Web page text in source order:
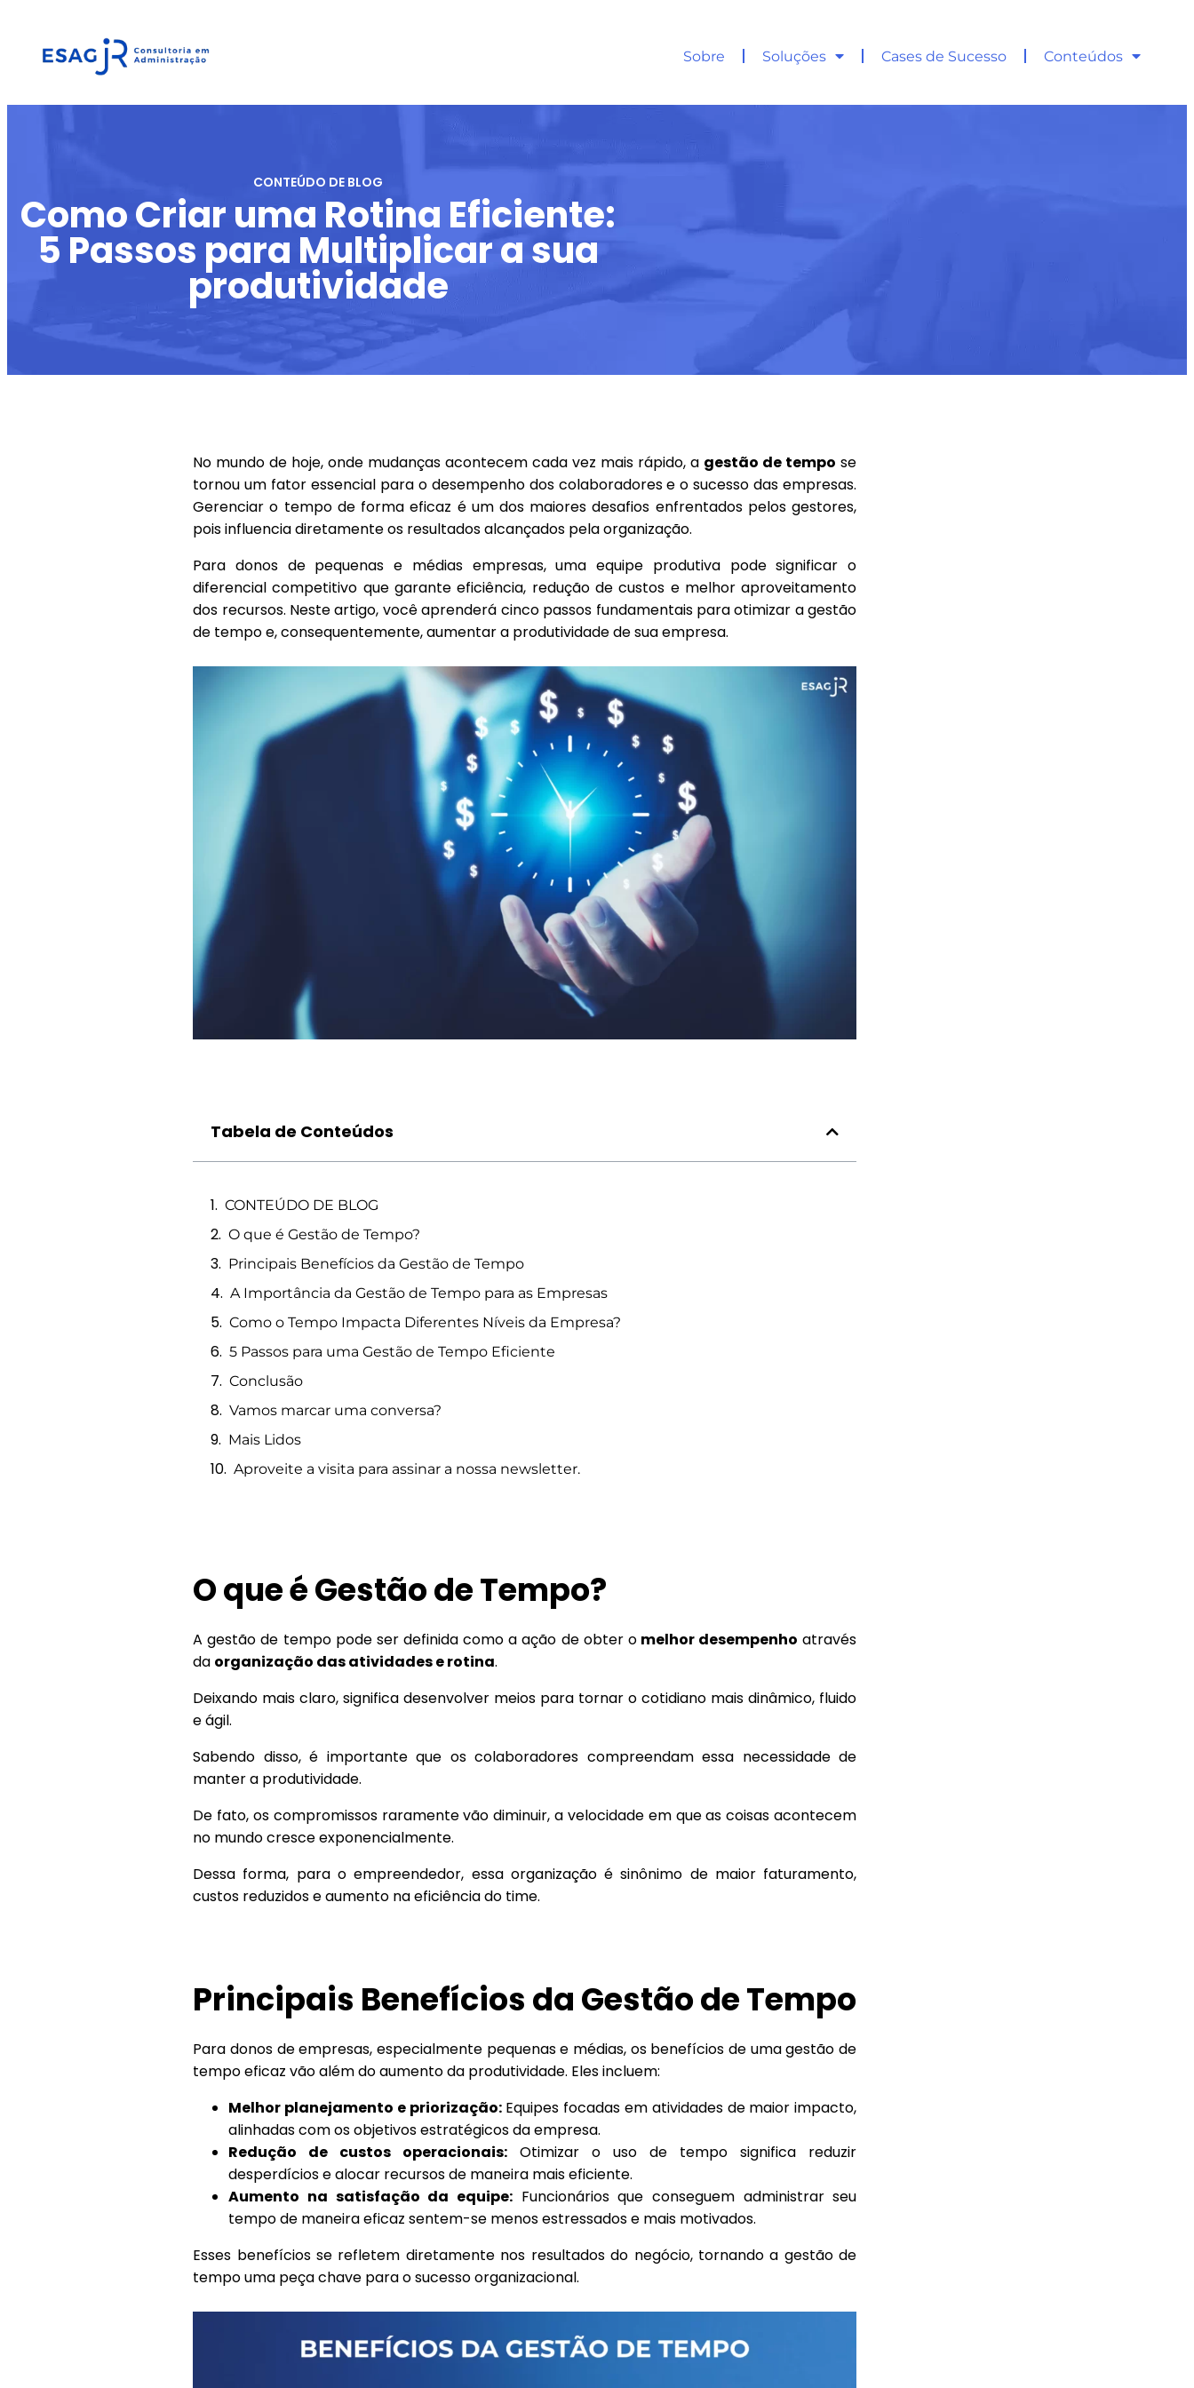
Sobre Soluções Cases de Sucesso Conteúdos
CONTEÚDO DE BLOG
Como Criar uma Rotina Eficiente:
5 Passos para Multiplicar a sua
produtividade
No mundo de hoje, onde mudanças acontecem cada vez mais rápido, a gestão de tempo se
tornou um fator essencial para o desempenho dos colaboradores e o sucesso das empresas.
Gerenciar o tempo de forma eficaz é um dos maiores desafios enfrentados pelos gestores,
pois influencia diretamente os resultados alcançados pela organização.
Para donos de pequenas e médias empresas, uma equipe produtiva pode significar o
diferencial competitivo que garante eficiência, redução de custos e melhor aproveitamento
dos recursos. Neste artigo, você aprenderá cinco passos fundamentais para otimizar a gestão
de tempo e, consequentemente, aumentar a produtividade de sua empresa.
Tabela de Conteúdos
CONTEÚDO DE BLOG
O que é Gestão de Tempo?
Principais Benefícios da Gestão de Tempo
A Importância da Gestão de Tempo para as Empresas
Como o Tempo Impacta Diferentes Níveis da Empresa?
5 Passos para uma Gestão de Tempo Eficiente
Conclusão
Vamos marcar uma conversa?
Mais Lidos
Aproveite a visita para assinar a nossa newsletter.
O que é Gestão de Tempo?
A gestão de tempo pode ser definida como a ação de obter omelhor desempenho através
da organização das atividades e rotina.
Deixando mais claro, significa desenvolver meios para tornar o cotidiano mais dinâmico, fluido
e ágil.
Sabendo disso, é importante que os colaboradores compreendam essa necessidade de
manter a produtividade.
De fato, os compromissos raramente vão diminuir, a velocidade em que as coisas acontecem
no mundo cresce exponencialmente.
Dessa forma, para o empreendedor, essa organização é sinônimo de maior faturamento,
custos reduzidos e aumento na eficiência do time.
Principais Benefícios da Gestão de Tempo
Para donos de empresas, especialmente pequenas e médias, os benefícios de uma gestão de
tempo eficaz vão além do aumento da produtividade. Eles incluem:
Melhor planejamento e priorização:Equipes focadas em atividades de maior impacto,
alinhadas com os objetivos estratégicos da empresa.
Redução de custos operacionais: Otimizar o uso de tempo significa reduzir
desperdícios e alocar recursos de maneira mais eficiente.
Aumento na satisfação da equipe:Funcionários que conseguem administrar seu
tempo de maneira eficaz sentem-se menos estressados e mais motivados.
Esses benefícios se refletem diretamente nos resultados do negócio, tornando a gestão de
tempo uma peça chave para o sucesso organizacional.